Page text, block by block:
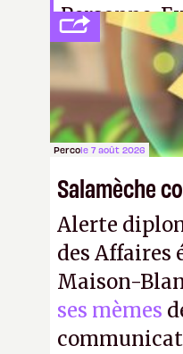
Personne.
calmant.
Percole 7 août 2026
Salamèche
Alerte
des Affaires
Maison-
ses mèmes